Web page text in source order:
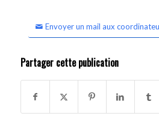
Envoyer un mail aux
Partager cette publication